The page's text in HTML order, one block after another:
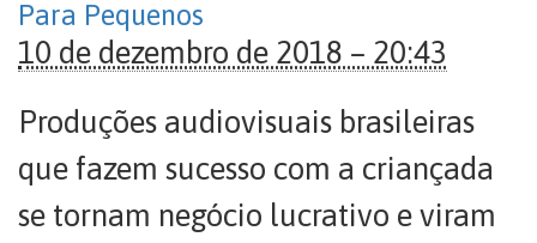
Para Pequenos
10 de dezembro de 2018 – 20:43
Produções audiovisuais brasileiras
que fazem sucesso com a criançada
se tornam negócio lucrativo e viram